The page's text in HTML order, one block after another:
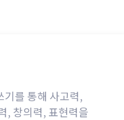
기를 통해 사고력,
, 창의력, 표현력을